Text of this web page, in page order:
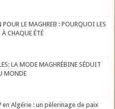
POUR LE MAGHREB : POURQUOI LES
À CHAQUE ÉTÉ
LA MODE MAGHRÉBINE SÉDUIT
MONDE
en Algérie : un pèlerinage de paix